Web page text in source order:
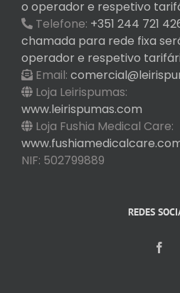
o operador e respetivo
Telefone: +351 244 721
chamada para rede fixa
operador e respetivo
Email:
Loja Leirispumas:
www.leirispumas.com
Loja Fushia Medical Care:
NIF: 502799889
REDES